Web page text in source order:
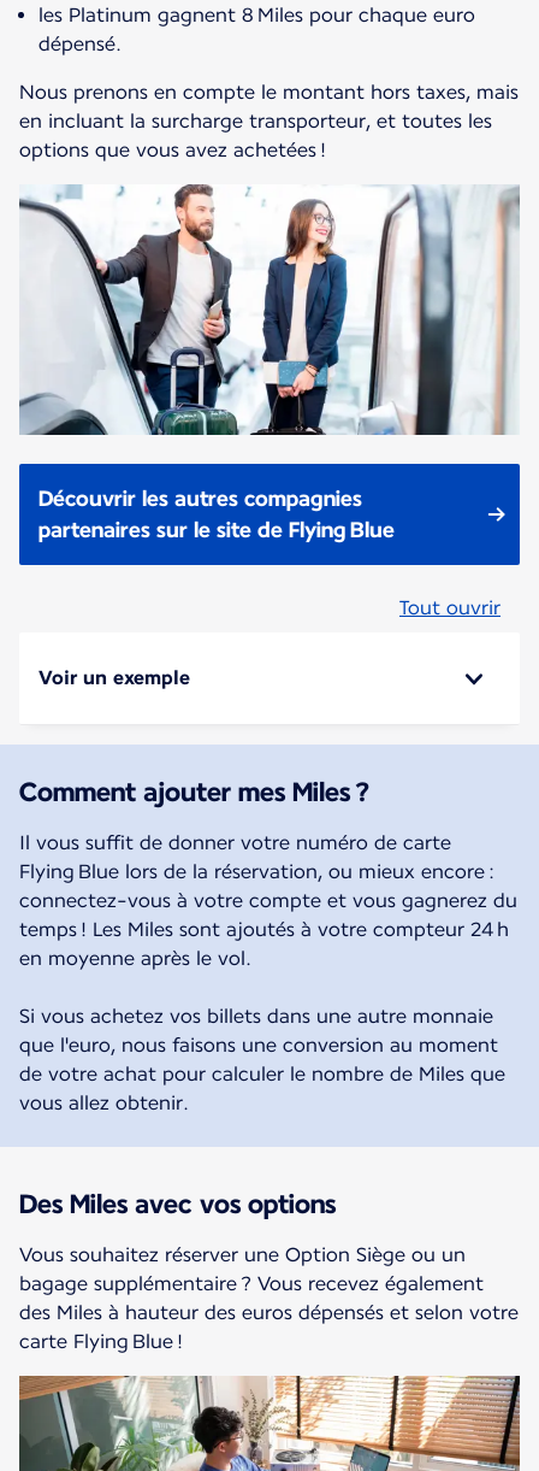
les Platinum gagnent 8 Miles pour chaque euro
dépensé.
Nous prenons en compte le montant hors taxes, mais
en incluant la surcharge transporteur, et toutes les
options que vous avez achetées !
Découvrir les autres compagnies
partenaires sur le site de Flying Blue
Tout ouvrir
Voir un exemple
Comment ajouter mes Miles ?
Il vous suffit de donner votre numéro de carte
Flying Blue lors de la réservation, ou mieux encore :
connectez-vous à votre compte et vous gagnerez du
temps ! Les Miles sont ajoutés à votre compteur 24 h
en moyenne après le vol.
Si vous achetez vos billets dans une autre monnaie
que l'euro, nous faisons une conversion au moment
de votre achat pour calculer le nombre de Miles que
vous allez obtenir.
Des Miles avec vos options
Vous souhaitez réserver une Option Siège ou un
bagage supplémentaire ? Vous recevez également
des Miles à hauteur des euros dépensés et selon votre
carte Flying Blue !